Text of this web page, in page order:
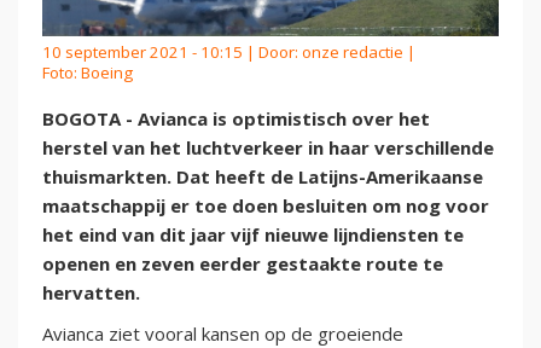
10 september 2021 - 10:15 | Door: onze redactie |
Foto: Boeing
BOGOTA - Avianca is optimistisch over het
herstel van het luchtverkeer in haar verschillende
thuismarkten. Dat heeft de Latijns-Amerikaanse
maatschappij er toe doen besluiten om nog voor
het eind van dit jaar vijf nieuwe lijndiensten te
openen en zeven eerder gestaakte route te
hervatten.
Avianca ziet vooral kansen op de groeiende